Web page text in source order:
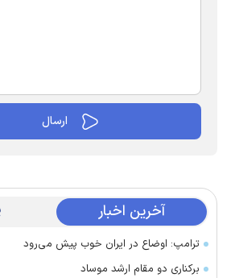
آخرین اخبار
ترامپ: اوضاع در ایران خوب پیش می‌رود
برکناری دو مقام ارشد موساد